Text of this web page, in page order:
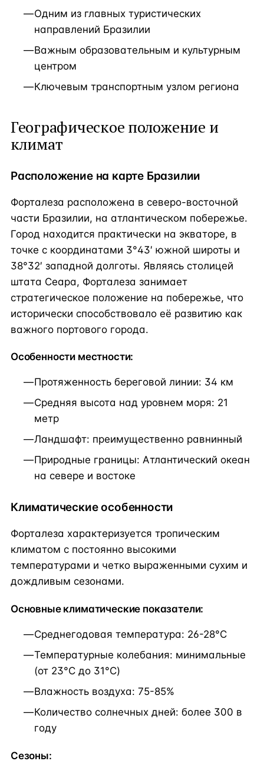
Одним из главных туристических
направлений Бразилии
Важным образовательным и культурным
центром
Ключевым транспортным узлом региона
Географическое положение и
климат
Расположение на карте Бразилии
Форталеза расположена в северо-восточной
части Бразилии, на атлантическом побережье.
Город находится практически на экваторе, в
точке с координатами 3°43′ южной широты и
38°32′ западной долготы. Являясь столицей
штата Сеара, Форталеза занимает
стратегическое положение на побережье, что
исторически способствовало её развитию как
важного портового города.
Особенности местности:
Протяженность береговой линии: 34 км
Средняя высота над уровнем моря: 21
метр
Ландшафт: преимущественно равнинный
Природные границы: Атлантический океан
на севере и востоке
Климатические особенности
Форталеза характеризуется тропическим
климатом с постоянно высокими
температурами и четко выраженными сухим и
дождливым сезонами.
Основные климатические показатели:
Среднегодовая температура: 26-28°C
Температурные колебания: минимальные
(от 23°C до 31°C)
Влажность воздуха: 75-85%
Количество солнечных дней: более 300 в
году
Сезоны: